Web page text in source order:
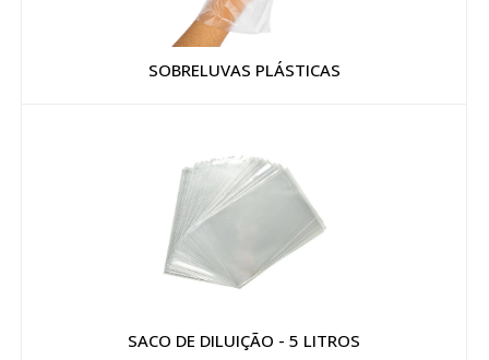
SOBRELUVAS PLÁSTICAS
SACO DE DILUIÇÃO - 5 LITROS